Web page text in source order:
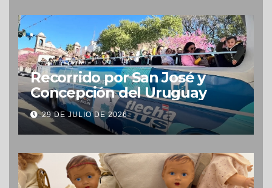
Recorrido por San José y
Concepción del Uruguay
29 DE JULIO DE 2026